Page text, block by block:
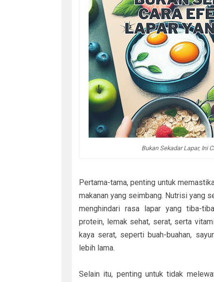
Bukan Sekadar Lapar, Ini
Pertama-tama, penting untuk
makanan yang seimbang. Nutrisi yang
menghindari rasa lapar yang tiba-
protein, lemak sehat, serat, serta
kaya serat, seperti buah-buahan,
lebih lama.
Selain itu, penting untuk tidak